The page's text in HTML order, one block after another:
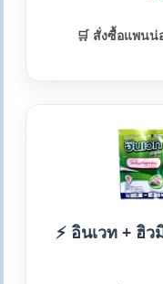
🛒 สั่งซื้อแพนน่
⚡ อินเวท + ฮิ